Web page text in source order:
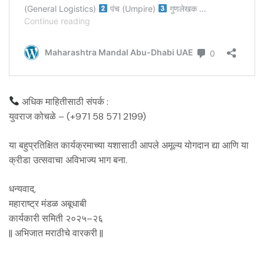
अधिक माहितीसाठी संपर्क :
युवराज कोचळे – (+971 58 571 2199)
या बहुप्रतिक्षित कार्यक्रमाच्या यशासाठी आपले अमूल्य योगदान द्या आणि या
क्रीडा उत्सवाचा अविभाज्य भाग बना.
धन्यवाद,
महाराष्ट्र मंडळ अबूधाबी
कार्यकारी समिती २०२५–२६
|| अभिजात मराठीचे वारकरी ||